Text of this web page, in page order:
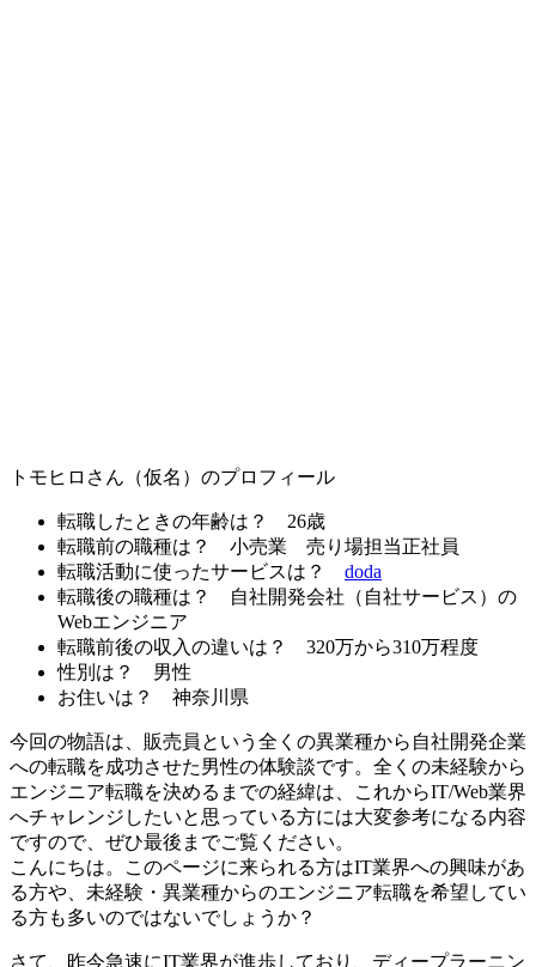
トモヒロさん（仮名）のプロフィール
転職したときの年齢は？ 26歳
転職前の職種は？ 小売業 売り場担当正社員
転職活動に使ったサービスは？ doda
転職後の職種は？
自社開発会社（自社サービス）の
Webエンジニア
転職前後の収入の違いは？ 320万から310万程度
性別は？ 男性
お住いは？ 神奈川県
今回の物語は、販売員という全くの異業種から自社開発企業
への転職を成功させた男性の体験談です。全くの未経験から
エンジニア転職を決めるまでの経緯は、これからIT/Web業界
へチャレンジしたいと思っている方には大変参考になる内容
ですので、ぜひ最後までご覧ください。
こんにちは。このページに来られる方はIT業界への興味があ
る方や、未経験・異業種からのエンジニア転職を希望してい
る方も多いのではないでしょうか？
さて、昨今急速にIT業界が進歩しており、ディープラーニン